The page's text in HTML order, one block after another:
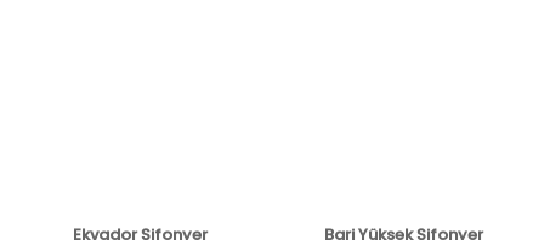
Ekvador Şifonyer Bari Yüksek Şifonyer